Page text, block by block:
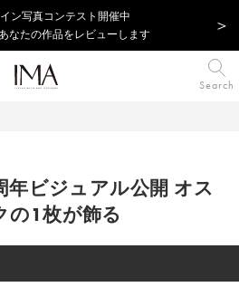
ン写真コンテスト開催中
なたの作品をレビューします
Search
年ビジュアル公開 オス
の1枚が飾る